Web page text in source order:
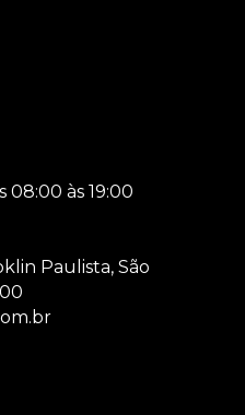
08:00 às 19:00
Paulista, São